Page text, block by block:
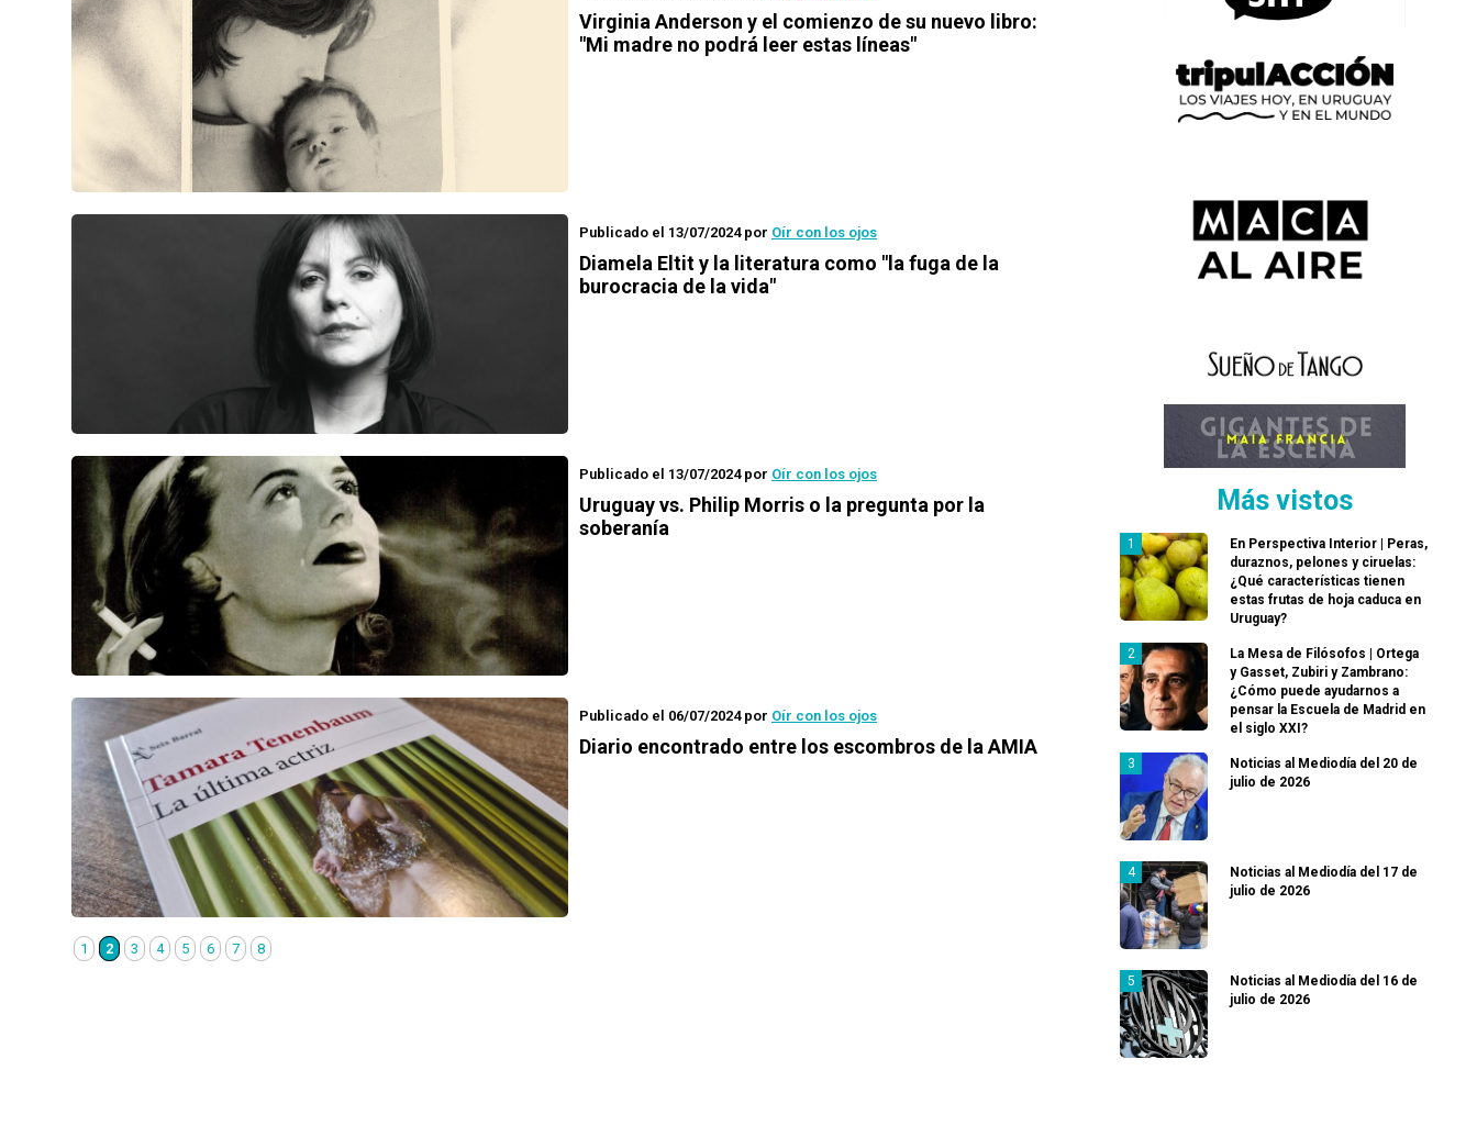
Virginia Anderson y el comienzo de su nuevo libro:
"Mi madre no podrá leer estas líneas"
Publicado el 13/07/2024por Oír con los ojos
Diamela Eltit y la literatura como "la fuga de la
burocracia de la vida"
Publicado el 13/07/2024por Oír con los ojos
Uruguay vs. Philip Morris o la pregunta por la
soberanía
Publicado el 06/07/2024por Oír con los ojos
Diario encontrado entre los escombros de la AMIA
1 2 3 4 5 6 7 8
Más vistos
En Perspectiva Interior | Peras,
duraznos, pelones y ciruelas:
¿Qué características tienen
estas frutas de hoja caduca en
Uruguay?
La Mesa de Filósofos | Ortega
y Gasset, Zubiri y Zambrano:
¿Cómo puede ayudarnos a
pensar la Escuela de Madrid en
el siglo XXI?
Noticias al Mediodía del 20 de
julio de 2026
Noticias al Mediodía del 17 de
julio de 2026
Noticias al Mediodía del 16 de
julio de 2026